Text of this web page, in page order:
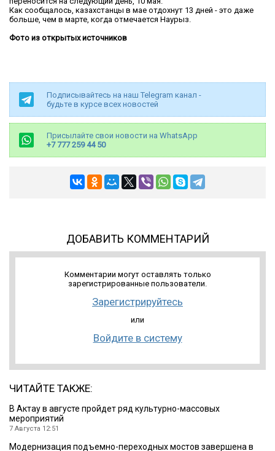
Как сообщалось, казахстанцы в мае отдохнут 13 дней - это даже
больше, чем в марте, когда отмечается Наурыз.
Фото из открытых источников
Подписывайтесь на наш Telegram канал -
будьте в курсе всех новостей
Присылайте свои новости на WhatsApp
+7 777 259 44 50
ДОБАВИТЬ КОММЕНТАРИЙ
Комментарии могут оставлять только
зарегистрированные пользователи.
Зарегистрируйтесь
или
Войдите в систему
ЧИТАЙТЕ ТАКЖЕ:
В Актау в августе пройдет ряд культурно-массовых
мероприятий
7 Августа 12:51
Модернизация подъемно-переходных мостов завершена в